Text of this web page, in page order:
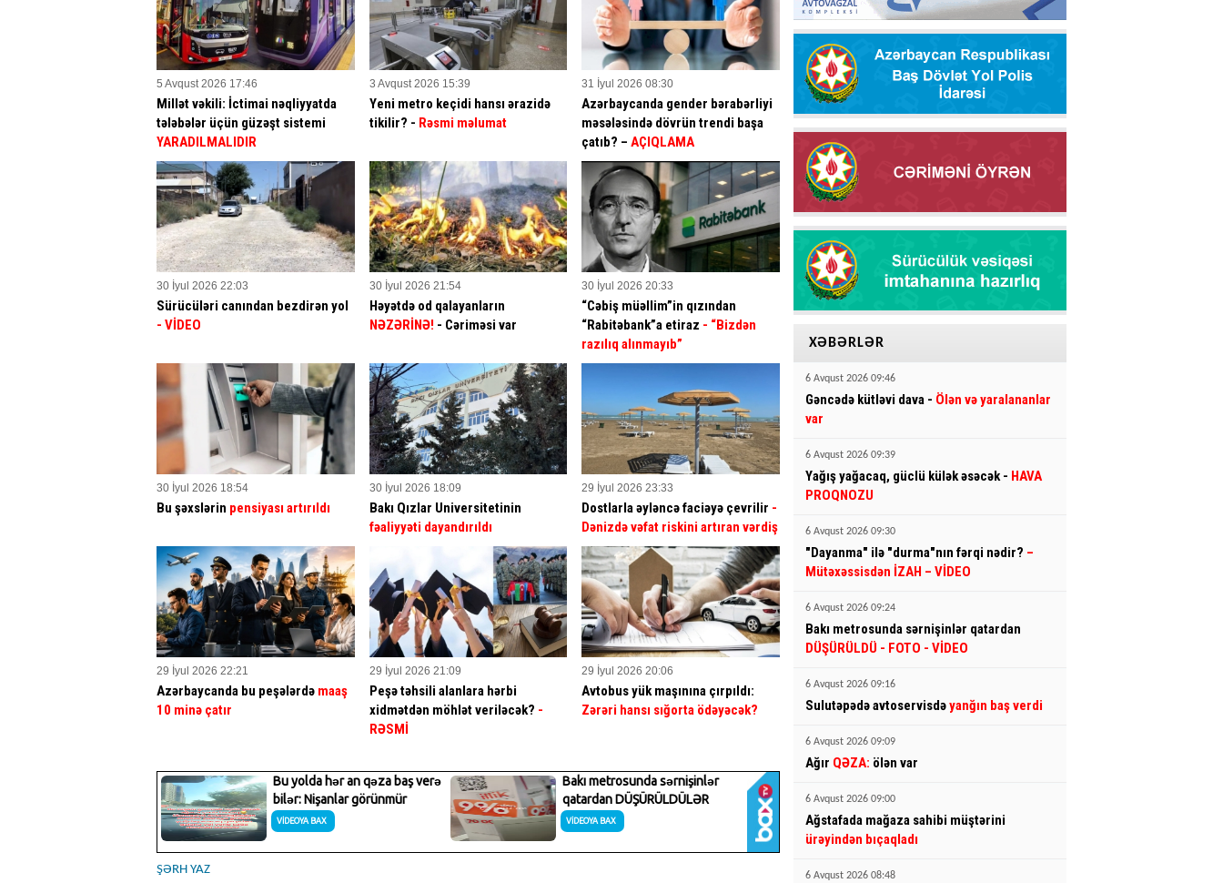
5 Avqust 2026 17:46
Millət vəkili: İctimai nəqliyyatda
tələbələr üçün güzəşt sistemi
YARADILMALIDIR
3 Avqust 2026 15:39
Yeni metro keçidi hansı ərazidə
tikilir? - Rəsmi məlumat
31 İyul 2026 08:30
Azərbaycanda gender bərabərliyi
məsələsində dövrün trendi başa
çatıb? –AÇIQLAMA
30 İyul 2026 22:03
Sürücüləri canından bezdirən yol
- VİDEO
30 İyul 2026 21:54
Həyətdə od qalayanların
NƏZƏRİNƏ! - Cəriməsi var
30 İyul 2026 20:33
“Cəbiş müəllim”in qızından
“Rabitəbank”a etiraz - “Bizdən
razılıq alınmayıb”
30 İyul 2026 18:54
Bu şəxslərin pensiyası artırıldı
30 İyul 2026 18:09
Bakı Qızlar Universitetinin
fəaliyyəti dayandırıldı
29 İyul 2026 23:33
Dostlarla əyləncə faciəyə çevrilir -
Dənizdə vəfat riskini artıran vərdiş
29 İyul 2026 22:21
Azərbaycanda bu peşələrdə maaş
10 minə çatır
29 İyul 2026 21:09
Peşə təhsili alanlara hərbi
xidmətdən möhlət veriləcək? -
RƏSMİ
29 İyul 2026 20:06
Avtobus yük maşınına çırpıldı:
Zərəri hansı sığorta ödəyəcək?
ŞƏRH YAZ
XƏBƏRLƏR
6 Avqust 2026 09:46
Gəncədə kütləvi dava - Ölən və yaralananlar
var
6 Avqust 2026 09:39
Yağış yağacaq, güclü külək əsəcək - HAVA
PROQNOZU
6 Avqust 2026 09:30
"Dayanma" ilə "durma"nın fərqi nədir? –
Mütəxəssisdən İZAH – VİDEO
6 Avqust 2026 09:24
Bakı metrosunda sərnişinlər qatardan
DÜŞÜRÜLDÜ - FOTO - VİDEO
6 Avqust 2026 09:16
Sulutəpədə avtoservisdəyanğın baş verdi
6 Avqust 2026 09:09
Ağır QƏZA: ölən var
6 Avqust 2026 09:00
Ağstafada mağaza sahibi müştərini
ürəyindən bıçaqladı
6 Avqust 2026 08:48